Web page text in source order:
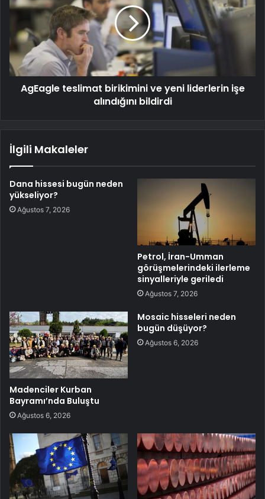
AgEagle teslimat birikimini ve yeni liderlerin işe
alındığını bildirdi
İlgili Makaleler
Dana hissesi bugün neden
yükseliyor?
Ağustos 7, 2026
Petrol, İran-Umman
görüşmelerindeki ilerleme
sinyalleriyle geriledi
Ağustos 7, 2026
Madenciler Kurban
Bayramı’nda Buluştu
Ağustos 6, 2026
Mosaic hisseleri neden
bugün düşüyor?
Ağustos 6, 2026